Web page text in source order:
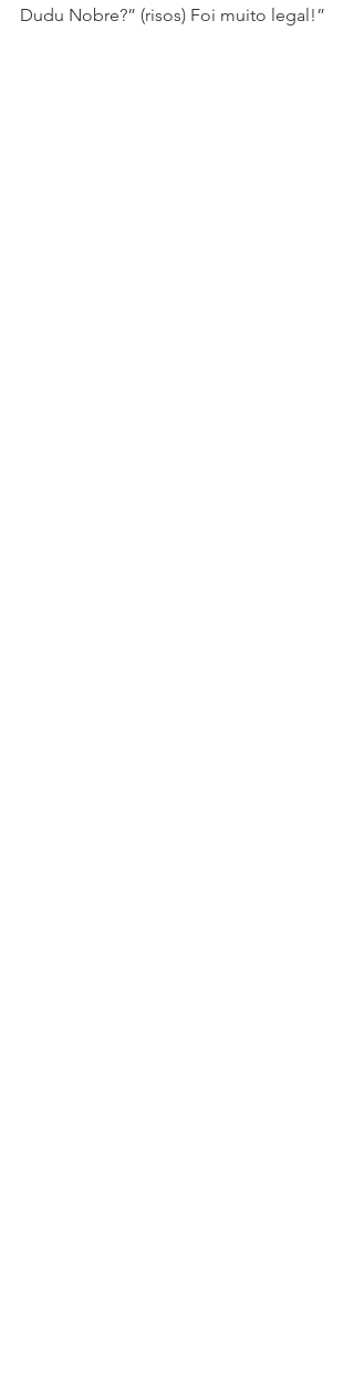
Dudu Nobre?” (risos) Foi muito legal!”